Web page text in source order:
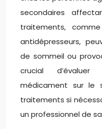
secondaires
traitements,
antidépresseurs,
de sommeil ou
crucial
médicament sur le
traitements si
un professionnel de